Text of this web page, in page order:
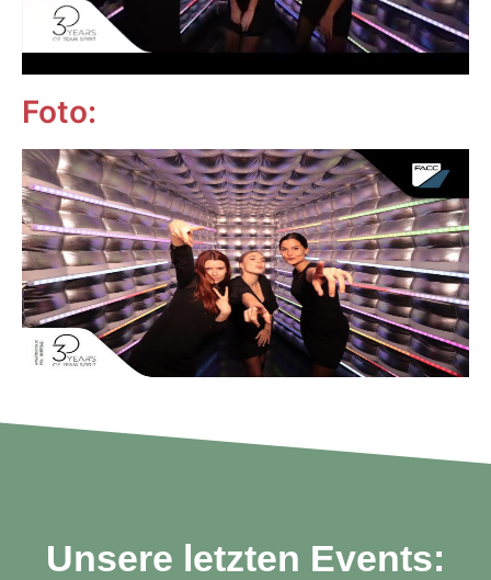
Foto:
Unsere letzten Events: